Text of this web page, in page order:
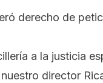
derecho de
a la justicia
director